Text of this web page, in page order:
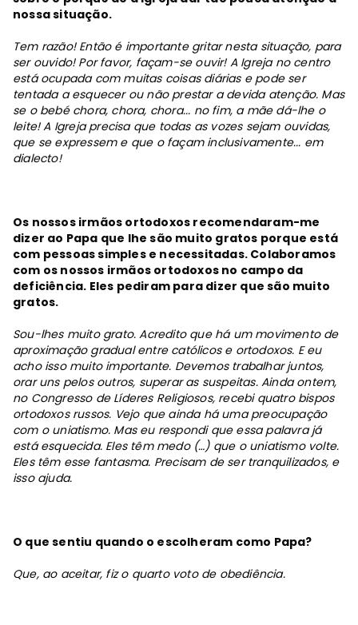
nossa situação.
Tem razão! Então é importante gritar nesta situação, para
ser ouvido! Por favor, façam-se ouvir! A Igreja no centro
está ocupada com muitas coisas diárias e pode ser
tentada a esquecer ou não prestar a devida atenção. Mas
se o bebé chora, chora, chora... no fim, a mãe dá-lhe o
leite! A Igreja precisa que todas as vozes sejam ouvidas,
que se expressem e que o façam inclusivamente... em
dialecto!
Os nossos irmãos ortodoxos recomendaram-me
dizer ao Papa que lhe são muito gratos porque está
com pessoas simples e necessitadas. Colaboramos
com os nossos irmãos ortodoxos no campo da
deficiência. Eles pediram para dizer que são muito
gratos.
Sou-lhes muito grato. Acredito que há um movimento de
aproximação gradual entre católicos e ortodoxos. E eu
acho isso muito importante. Devemos trabalhar juntos,
orar uns pelos outros, superar as suspeitas. Ainda ontem,
no Congresso de Líderes Religiosos, recebi quatro bispos
ortodoxos russos. Vejo que ainda há uma preocupação
com o uniatismo. Mas eu respondi que essa palavra já
está esquecida. Eles têm medo (…) que o uniatismo volte.
Eles têm esse fantasma. Precisam de ser tranquilizados, e
isso ajuda.
O que sentiu quando o escolheram como Papa?
Que, ao aceitar, fiz o quarto voto de obediência.